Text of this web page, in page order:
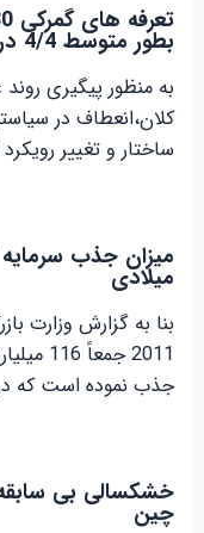
بطور متوسط 4/4 درصد کاهش می باید
به منظور پیگیری
کلان،انعطاف در
ساختار و تغییر
میلادی
بنا به گزارش وزارت
جذب نموده است که
خشکسالی بی
چین